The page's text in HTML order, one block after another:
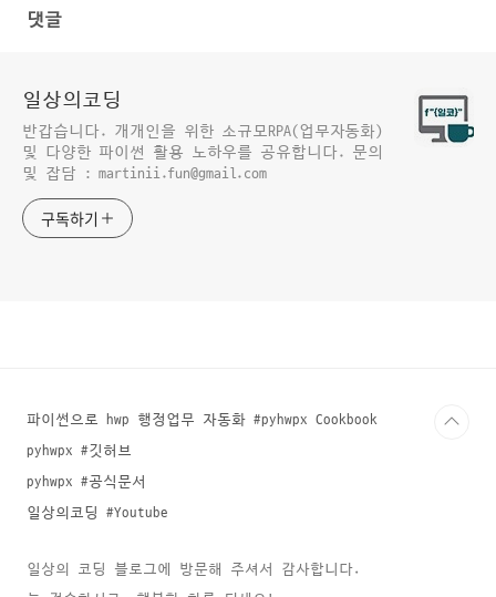
댓글
일상의코딩
반갑습니다. 개개인을 위한 소규모RPA(업무자동화)
및 다양한 파이썬 활용 노하우를 공유합니다. 문의
및 잡담 : martinii.fun@gmail.com
구독하기
파이썬으로 hwp 행정업무 자동화 #pyhwpx Cookbook
pyhwpx #깃허브
pyhwpx #공식문서
일상의코딩 #Youtube
일상의 코딩 블로그에 방문해 주셔서 감사합니다.